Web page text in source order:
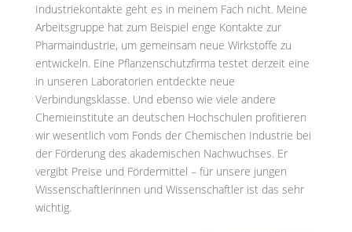
Industriekontakte geht es in meinem Fach nicht. Meine
Arbeitsgruppe hat zum Beispiel enge Kontakte zur
Pharmaindustrie, um gemeinsam neue Wirkstoffe zu
entwickeln. Eine Pflanzenschutzfirma testet derzeit eine
in unseren Laboratorien entdeckte neue
Verbindungsklasse. Und ebenso wie viele andere
Chemieinstitute an deutschen Hochschulen profitieren
wir wesentlich vom Fonds der Chemischen Industrie bei
der Förderung des akademischen Nachwuchses. Er
vergibt Preise und Fördermittel – für unsere jungen
Wissenschaftlerinnen und Wissenschaftler ist das sehr
wichtig.